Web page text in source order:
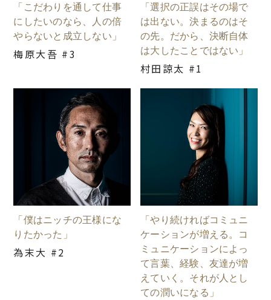
「こだわりを通して仕事
にしたいのなら、人の倍
やらないと成立しない」
梅原大吾 #3
「選択の正誤はその場で
は出ない。決まるのはそ
の先。だから、決断自体
は大したことではない」
村田諒太 #1
「僕はニッチの王様にな
りたかった」
為末大 #2
「やり続ければコミュニ
ケーションが増える。コ
ミュニケーションによっ
て言葉、経験、友達が増
えていく。それが人とし
ての潤いになる」